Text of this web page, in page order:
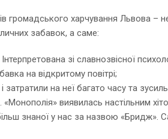
громадського харчування Львова –
забавок, а саме:
зі славнозвісної
на відкритому повітрі;
на неї багато часу та
виявилась настільним хітом
більш знаної у нас за назвою